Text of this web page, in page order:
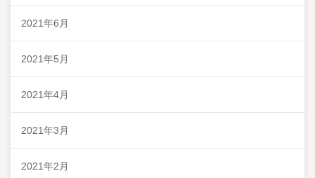
2021年6月
2021年5月
2021年4月
2021年3月
2021年2月